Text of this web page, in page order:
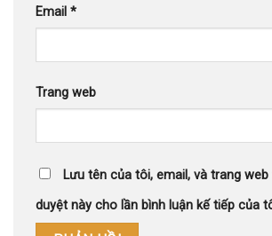
Email *
Trang web
Lưu tên của tôi, email, và trang
duyệt này cho lần bình luận kế tiếp của